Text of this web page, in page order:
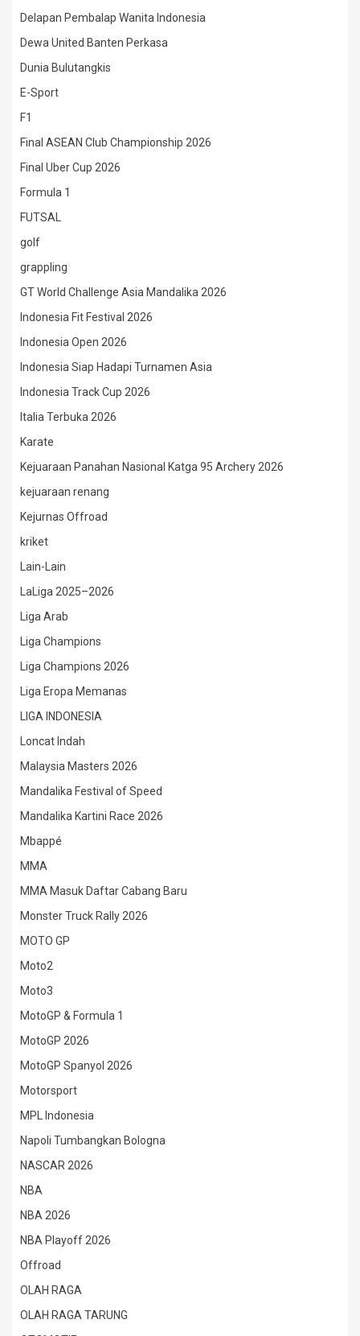
Delapan Pembalap Wanita Indonesia
Dewa United Banten Perkasa
Dunia Bulutangkis
E-Sport
F1
Final ASEAN Club Championship 2026
Final Uber Cup 2026
Formula 1
FUTSAL
golf
grappling
GT World Challenge Asia Mandalika 2026
Indonesia Fit Festival 2026
Indonesia Open 2026
Indonesia Siap Hadapi Turnamen Asia
Indonesia Track Cup 2026
Italia Terbuka 2026
Karate
Kejuaraan Panahan Nasional Katga 95 Archery 2026
kejuaraan renang
Kejurnas Offroad
kriket
Lain-Lain
LaLiga 2025–2026
Liga Arab
Liga Champions
Liga Champions 2026
Liga Eropa Memanas
LIGA INDONESIA
Loncat Indah
Malaysia Masters 2026
Mandalika Festival of Speed
Mandalika Kartini Race 2026
Mbappé
MMA
MMA Masuk Daftar Cabang Baru
Monster Truck Rally 2026
MOTO GP
Moto2
Moto3
MotoGP & Formula 1
MotoGP 2026
MotoGP Spanyol 2026
Motorsport
MPL Indonesia
Napoli Tumbangkan Bologna
NASCAR 2026
NBA
NBA 2026
NBA Playoff 2026
Offroad
OLAH RAGA
OLAH RAGA TARUNG